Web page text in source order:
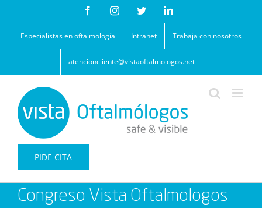
contenido
FacebookInstagramTwitterLinkedIn
Especialistas en oftalmología Intranet Trabaja con nosotros
atencioncliente@vistaoftalmologos.net
PIDE CITA
Congreso Vista Oftalmologos